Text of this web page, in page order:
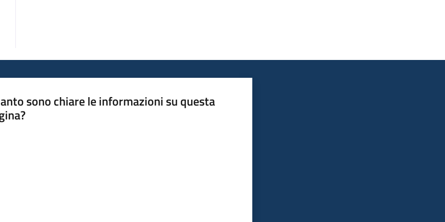
sono chiare le informazioni su questa